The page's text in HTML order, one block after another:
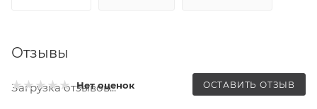
Отзывы
Нет оценок ОСТАВИТЬ ОТЗЫВ
Загрузка отзывов...